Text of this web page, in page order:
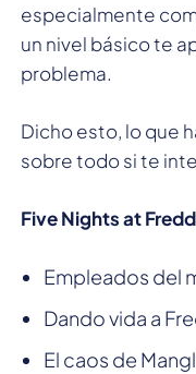
especialmente
un nivel básico te
problema.
Dicho esto, lo que
sobre todo si te
Five Nights at
Empleados del
Dando vida a
El caos de